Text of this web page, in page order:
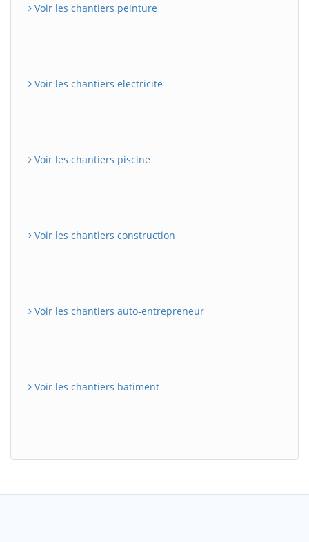
Voir les chantiers peinture
Voir les chantiers electricite
Voir les chantiers piscine
Voir les chantiers construction
Voir les chantiers auto-entrepreneur
Voir les chantiers batiment